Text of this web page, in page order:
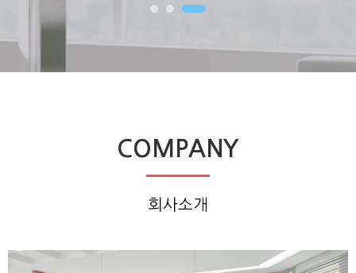
COMPANY
회사소개